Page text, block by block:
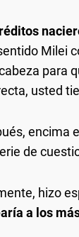
Milei
para
usted
encima
de
hizo
a los